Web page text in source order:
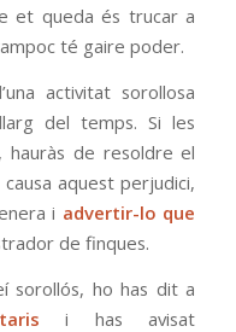
et queda és trucar a
té gaire poder.
activitat sorollosa
del temps. Si les
hauràs de resoldre el
aquest perjudici,
i advertir-lo que
de finques.
sorollós, ho has dit a
i has avisat